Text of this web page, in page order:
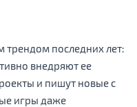
трендом последних лет:
внедряют ее
и пишут новые с
игры даже